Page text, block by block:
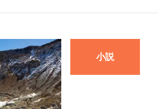
小説